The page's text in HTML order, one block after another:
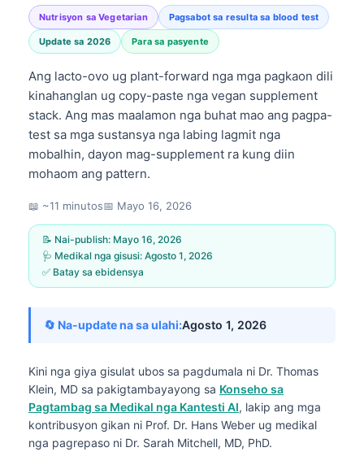
Nutrisyon sa Vegetarian Pagsabot sa resulta sa blood test
Update sa 2026 Para sa pasyente
Ang lacto-ovo ug plant-forward nga mga pagkaon dili
kinahanglan ug copy-paste nga vegan supplement
stack. Ang mas maalamon nga buhat mao ang pagpa-
test sa mga sustansya nga labing lagmit nga
mobalhin, dayon mag-supplement ra kung diin
mohaom ang pattern.
📖 ~11 minutos📅 Mayo 16, 2026
📝 Nai-publish: Mayo 16, 2026
🩺 Medikal nga gisusi: Agosto 1, 2026
✅ Batay sa ebidensya
🔄 Na-update na sa ulahi:Agosto 1, 2026
Kini nga giya gisulat ubos sa pagdumala ni Dr. Thomas
Klein, MD sa pakigtambayayong sa Konseho sa
Pagtambag sa Medikal nga Kantesti AI, lakip ang mga
kontribusyon gikan ni Prof. Dr. Hans Weber ug medikal
nga pagrepaso ni Dr. Sarah Mitchell, MD, PhD.